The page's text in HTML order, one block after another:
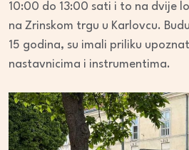
10:00 do 13:00 sati i to na dvije
na Zrinskom trgu u Karlovcu.
15 godina, su imali priliku
nastavnicima i instrumentima.